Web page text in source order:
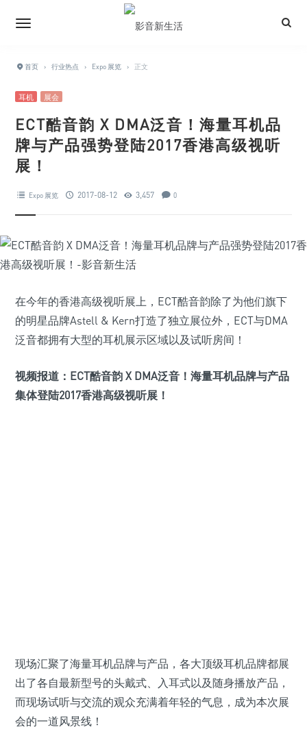
首页 › 行业热点 › Expo 展览 › 正文
耳机 展会
ECT酷音韵 X DMA泛音！海量耳机品
牌与产品强势登陆2017香港高级视听
展！
Expo 展览 2017-08-12 3,457 0
在今年的香港高级视听展上，ECT酷音韵除了为他们旗下
的明星品牌Astell & Kern打造了独立展位外，ECT与DMA
泛音都拥有大型的耳机展示区域以及试听房间！
视频报道：ECT酷音韵 X DMA泛音！海量耳机品牌与产品
集体登陆2017香港高级视听展！
现场汇聚了海量耳机品牌与产品，各大顶级耳机品牌都展
出了各自最新型号的头戴式、入耳式以及随身播放产品，
而现场试听与交流的观众充满着年轻的气息，成为本次展
会的一道风景线！